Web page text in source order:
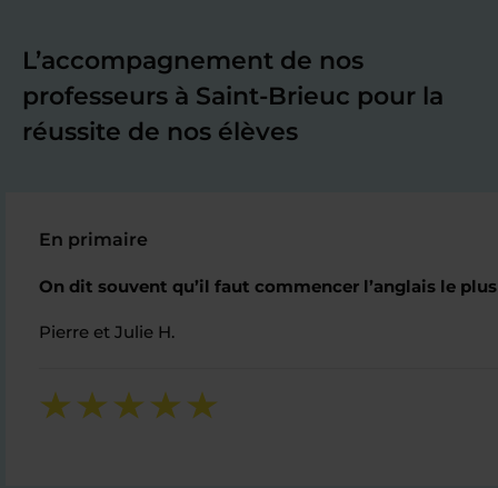
L’accompagnement de nos
professeurs à Saint-Brieuc pour la
réussite de nos élèves
En primaire
On dit souvent qu’il faut commencer l’anglais le
Pierre et Julie H.